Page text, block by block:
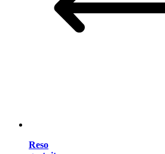
Reso